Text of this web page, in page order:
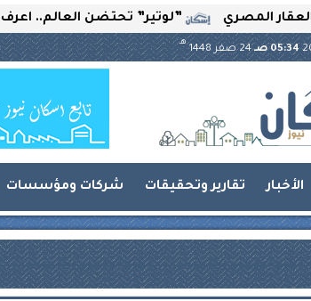
”لوتير” تحتضن العالم.. اعرف التفاصيل
05:34 صـ 24 صفر 1448
هـ
الأخبار تقارير وتحقيقات شركات ومؤسسات